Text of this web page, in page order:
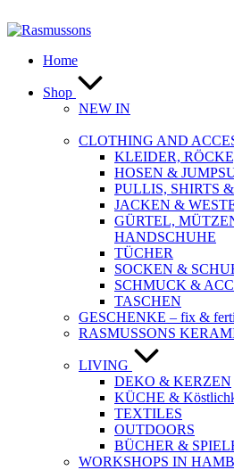
Inhalt
Home
Shop
NEW IN
CLOTHING AND
KLEIDER,
HOSEN &
PULLIS, SHIRTS
JACKEN &
GÜRTEL,
HANDSCHUHE
TÜCHER
SOCKEN &
SCHMUCK &
TASCHEN
GESCHENKE – fix &
RASMUSSONS
LIVING
DEKO & KERZEN
KÜCHE &
TEXTILES
OUTDOORS
BÜCHER &
WORKSHOPS IN